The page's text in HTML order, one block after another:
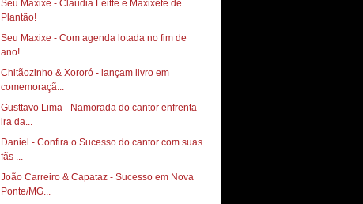
Seu Maxixe - Claudia Leitte é Maxixete de
Plantão!‏
Seu Maxixe - Com agenda lotada no fim de
ano!‏
Chitãozinho & Xororó - lançam livro em
comemoraçã...
Gusttavo Lima - Namorada do cantor enfrenta
ira da...
Daniel - Confira o Sucesso do cantor com suas
fãs ...
João Carreiro & Capataz - Sucesso em Nova
Ponte/MG...